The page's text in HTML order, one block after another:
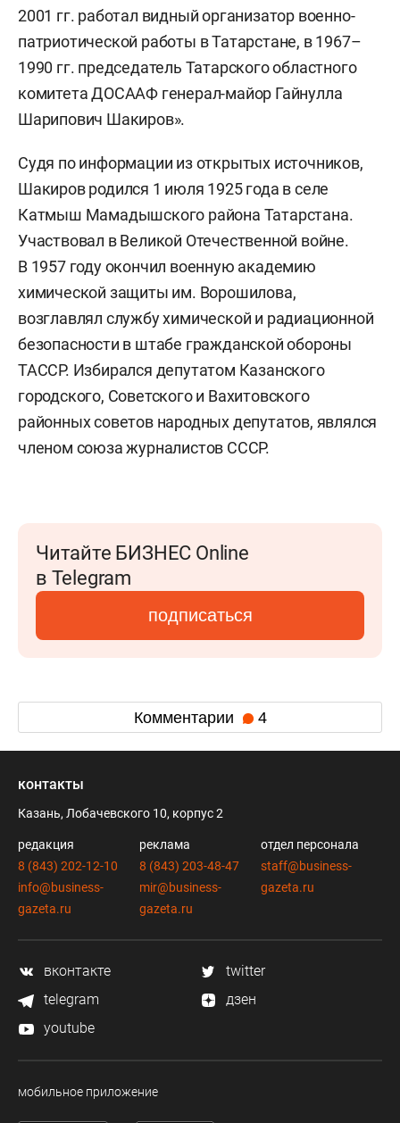
2001 гг. работал видный организатор военно-
патриотической работы в Татарстане, в 1967–
1990 гг. председатель Татарского областного
комитета ДОСААФ генерал-майор Гайнулла
Шарипович Шакиров».
Судя по информации из открытых источников,
Шакиров родился 1 июля 1925 года в селе
Катмыш Мамадышского района Татарстана.
Участвовал в Великой Отечественной войне.
В 1957 году окончил военную академию
химической защиты им. Ворошилова,
возглавлял службу химической и радиационной
безопасности в штабе гражданской обороны
ТАССР. Избирался депутатом Казанского
городского, Советского и Вахитовского
районных советов народных депутатов, являлся
членом союза журналистов СССР.
Читайте БИЗНЕС Online
в Telegram
подписаться
Комментарии 4
контакты
Казань, Лобачевского 10, корпус 2
редакция
8 (843) 202-12-10
info@business-
gazeta.ru
реклама
8 (843) 203-48-47
mir@business-
gazeta.ru
отдел персонала
staff@business-
gazeta.ru
вконтакте
twitter
telegram
дзен
youtube
мобильное приложение